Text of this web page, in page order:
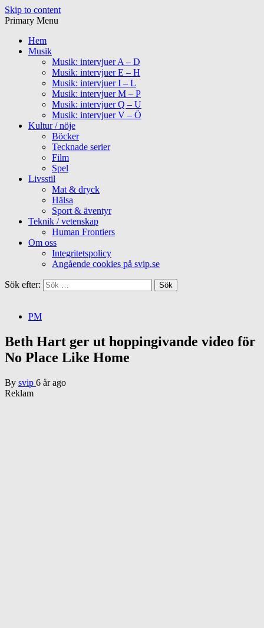
Skip to content
Primary Menu
Hem
Musik
Musik: intervjuer A – D
Musik: intervjuer E – H
Musik: intervjuer I – L
Musik: intervjuer M – P
Musik: intervjuer Q – U
Musik: intervjuer V – Ö
Kultur / nöje
Böcker
Tecknade serier
Film
Spel
Livsstil
Mat & dryck
Hälsa
Sport & äventyr
Teknik / vetenskap
Human Frontiers
Om oss
Integritetspolicy
Angående cookies på svip.se
Sök efter:
PM
Beth Hart ger ut hoppingivande video för
No Place Like Home
By svip 6 år ago
Reklam